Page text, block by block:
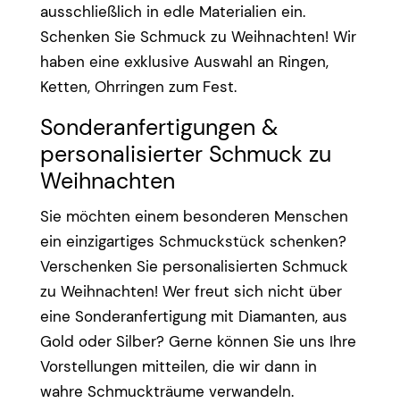
ausschließlich in edle Materialien ein.
Schenken Sie Schmuck zu Weihnachten! Wir
haben eine exklusive Auswahl an Ringen,
Ketten, Ohrringen zum Fest.
Sonderanfertigungen &
personalisierter Schmuck zu
Weihnachten
Sie möchten einem besonderen Menschen
ein einzigartiges Schmuckstück schenken?
Verschenken Sie personalisierten Schmuck
zu Weihnachten! Wer freut sich nicht über
eine Sonderanfertigung mit Diamanten, aus
Gold oder Silber? Gerne können Sie uns Ihre
Vorstellungen mitteilen, die wir dann in
wahre Schmuckträume verwandeln.